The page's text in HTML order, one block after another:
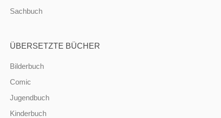
Sachbuch
ÜBERSETZTE BÜCHER
Bilderbuch
Comic
Jugendbuch
Kinderbuch